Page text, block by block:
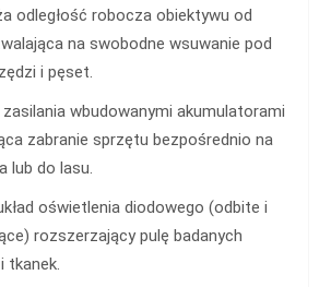
odległość robocza obiektywu od
na swobodne wsuwanie pod
i pęset.
wbudowanymi akumulatorami
zabranie sprzętu bezpośrednio na
lub do lasu.
oświetlenia diodowego (odbite i
rozszerzający pulę badanych
tkanek.